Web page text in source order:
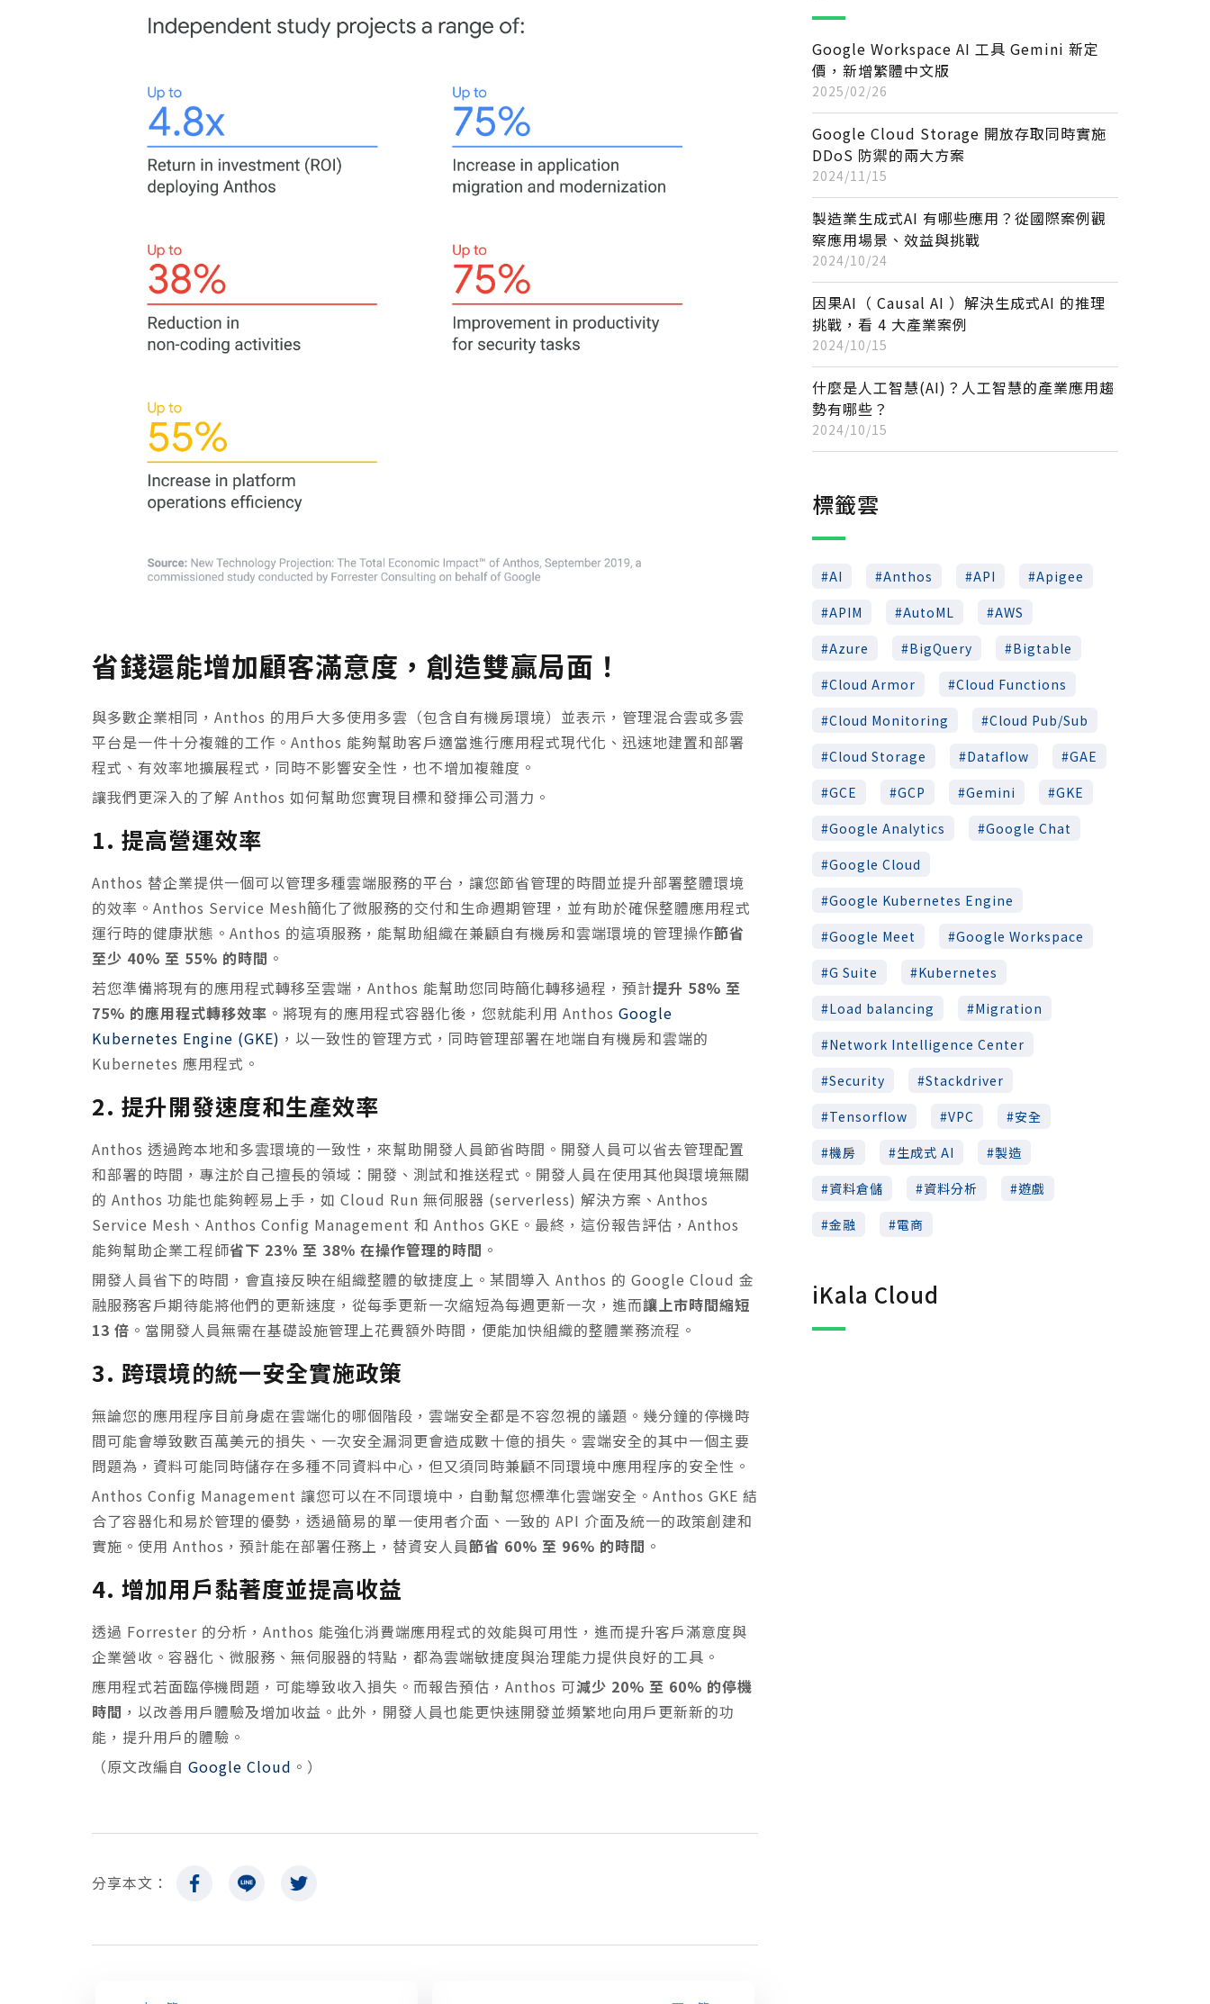
省錢還能增加顧客滿意度，創造雙贏局面！
與多數企業相同，Anthos 的用戶大多使用多雲（包含自有機房環境）並表示，管理混合雲或多雲
平台是一件十分複雜的工作。Anthos 能夠幫助客戶適當進行應用程式現代化、迅速地建置和部署
程式、有效率地擴展程式，同時不影響安全性，也不增加複雜度。
讓我們更深入的了解 Anthos 如何幫助您實現目標和發揮公司潛力。
1. 提高營運效率
Anthos 替企業提供一個可以管理多種雲端服務的平台，讓您節省管理的時間並提升部署整體環境
的效率。Anthos Service Mesh簡化了微服務的交付和生命週期管理，並有助於確保整體應用程式
運行時的健康狀態。Anthos 的這項服務，能幫助組織在兼顧自有機房和雲端環境的管理操作節省
至少 40% 至 55% 的時間 。
若您準備將現有的應用程式轉移至雲端，Anthos 能幫助您同時簡化轉移過程，預計提升 58% 至
75% 的應用程式轉移效率 。將現有的應用程式容器化後，您就能利用 Anthos Google
Kubernetes Engine (GKE) ，以一致性的管理方式，同時管理部署在地端自有機房和雲端的
Kubernetes 應用程式。
2. 提升開發速度和生產效率
Anthos 透過跨本地和多雲環境的一致性，來幫助開發人員節省時間。開發人員可以省去管理配置
和部署的時間，專注於自己擅長的領域：開發、測試和推送程式。開發人員在使用其他與環境無關
的 Anthos 功能也能夠輕易上手，如 Cloud Run 無伺服器 (serverless) 解決方案、Anthos
Service Mesh、Anthos Config Management 和 Anthos GKE。最終，這份報告評估，Anthos
能夠幫助企業工程師省下 23％ 至 38％ 在操作管理的時間 。
開發人員省下的時間，會直接反映在組織整體的敏捷度上。某間導入 Anthos 的 Google Cloud 金
融服務客戶期待能將他們的更新速度，從每季更新一次縮短為每週更新一次，進而讓上市時間縮短
13 倍 。當開發人員無需在基礎設施管理上花費額外時間，便能加快組織的整體業務流程。
3. 跨環境的統一安全實施政策
無論您的應用程序目前身處在雲端化的哪個階段，雲端安全都是不容忽視的議題。幾分鐘的停機時
間可能會導致數百萬美元的損失、一次安全漏洞更會造成數十億的損失。雲端安全的其中一個主要
問題為，資料可能同時儲存在多種不同資料中心，但又須同時兼顧不同環境中應用程序的安全性。
Anthos Config Management 讓您可以在不同環境中，自動幫您標準化雲端安全。Anthos GKE 結
合了容器化和易於管理的優勢，透過簡易的單一使用者介面、一致的 API 介面及統一的政策創建和
實施。使用 Anthos，預計能在部署任務上，替資安人員節省 60% 至 96% 的時間 。
4. 增加用戶黏著度並提高收益
透過 Forrester 的分析，Anthos 能強化消費端應用程式的效能與可用性，進而提升客戶滿意度與
企業營收。容器化、微服務、無伺服器的特點，都為雲端敏捷度與治理能力提供良好的工具。
應用程式若面臨停機問題，可能導致收入損失。而報告預估，Anthos 可減少 20% 至 60% 的停機
時間 ，以改善用戶體驗及增加收益。此外，開發人員也能更快速開發並頻繁地向用戶更新新的功
能，提升用戶的體驗。
（原文改編自 Google Cloud 。）
分享本文：
Google Workspace AI 工具 Gemini 新定
價，新增繁體中文版
2025/02/26
Google Cloud Storage 開放存取同時實施
DDoS 防禦的兩大方案
2024/11/15
製造業生成式AI 有哪些應用？從國際案例觀
察應用場景、效益與挑戰
2024/10/24
因果AI（ Causal AI ）解決生成式AI 的推理
挑戰，看 4 大產業案例
2024/10/15
什麼是人工智慧(AI)？人工智慧的產業應用趨
勢有哪些？
2024/10/15
標籤雲
AI Anthos API
Apigee
APIM
AutoML
AWS
Azure
BigQuery
Bigtable
Cloud Armor
Cloud Functions
Cloud Monitoring
Cloud Pub/Sub
Cloud Storage
Dataflow
GAE
GCE
GCP Gemini
GKE
Google Analytics
Google Chat
Google Cloud
Google Kubernetes Engine
Google Meet
Google Workspace
G Suite
Kubernetes
Load balancing
Migration
Network Intelligence Center
Security
Stackdriver
Tensorflow
VPC
安全
機房
生成式 AI
製造
資料倉儲
資料分析
遊戲
金融
電商
iKala Cloud